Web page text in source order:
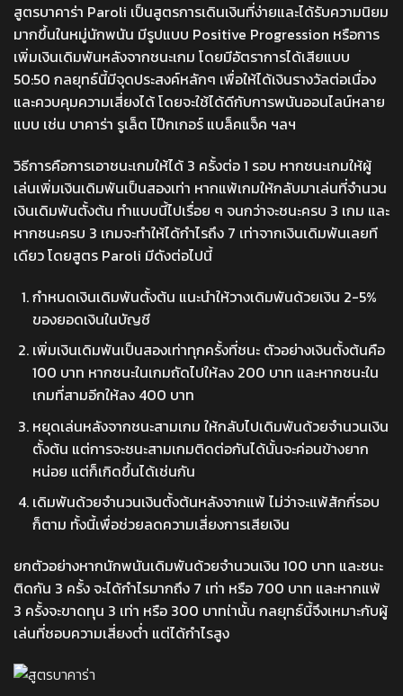
สูตรบาคาร่า Paroli เป็นสูตรการเดินเงินที่ง่ายและได้รับความนิยม
มากขึ้นในหมู่นักพนัน มีรูปแบบ Positive Progression หรือการ
เพิ่มเงินเดิมพันหลังจากชนะเกม โดยมีอัตราการได้เสียแบบ
50:50 กลยุทธ์นี้มีจุดประสงค์หลักๆ เพื่อให้ได้เงินรางวัลต่อเนื่อง
และควบคุมความเสี่ยงได้ โดยจะใช้ได้ดีกับการพนันออนไลน์หลาย
แบบ เช่น บาคาร่า รูเล็ต โป๊กเกอร์ แบล็คแจ็ค ฯลฯ
วิธีการคือการเอาชนะเกมให้ได้ 3 ครั้งต่อ 1 รอบ หากชนะเกมให้ผู้
เล่นเพิ่มเงินเดิมพันเป็นสองเท่า หากแพ้เกมให้กลับมาเล่นที่จำนวน
เงินเดิมพันตั้งต้น ทำแบบนี้ไปเรื่อย ๆ จนกว่าจะชนะครบ 3 เกม และ
หากชนะครบ 3 เกมจะทำให้ได้กำไรถึง 7 เท่าจากเงินเดิมพันเลยที
เดียว โดยสูตร Paroli มีดังต่อไปนี้
กำหนดเงินเดิมพันตั้งต้น แนะนำให้วางเดิมพันด้วยเงิน 2-5%
ของยอดเงินในบัญชี
เพิ่มเงินเดิมพันเป็นสองเท่าทุกครั้งที่ชนะ ตัวอย่างเงินตั้งต้นคือ
100 บาท หากชนะในเกมถัดไปให้ลง 200 บาท และหากชนะใน
เกมที่สามอีกให้ลง 400 บาท
หยุดเล่นหลังจากชนะสามเกม ให้กลับไปเดิมพันด้วยจำนวนเงิน
ตั้งต้น แต่การจะชนะสามเกมติดต่อกันได้นั้นจะค่อนข้างยาก
หน่อย แต่ก็เกิดขึ้นได้เช่นกัน
เดิมพันด้วยจำนวนเงินตั้งต้นหลังจากแพ้ ไม่ว่าจะแพ้สักกี่รอบ
ก็ตาม ทั้งนี้เพื่อช่วยลดความเสี่ยงการเสียเงิน
ยกตัวอย่างหากนักพนันเดิมพันด้วยจำนวนเงิน 100 บาท และชนะ
ติดกัน 3 ครั้ง จะได้กำไรมากถึง 7 เท่า หรือ 700 บาท และหากแพ้
3 ครั้งจะขาดทุน 3 เท่า หรือ 300 บาทเ่านั้น กลยุทธ์นี้จึงเหมาะกับผู้
เล่นที่ชอบความเสี่ยงต่ำ แต่ได้กำไรสูง